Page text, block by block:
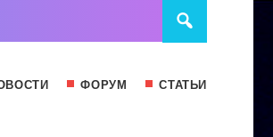
ФОРУМ СТАТЬИ